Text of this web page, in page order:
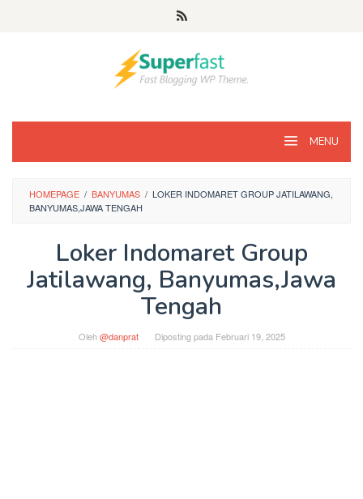
MENU
HOMEPAGE / BANYUMAS / LOKER INDOMARET GROUP JATILAWANG,
BANYUMAS,JAWA TENGAH
Loker Indomaret Group
Jatilawang, Banyumas,Jawa
Tengah
Oleh@danprat Diposting pada Februari 19, 2025